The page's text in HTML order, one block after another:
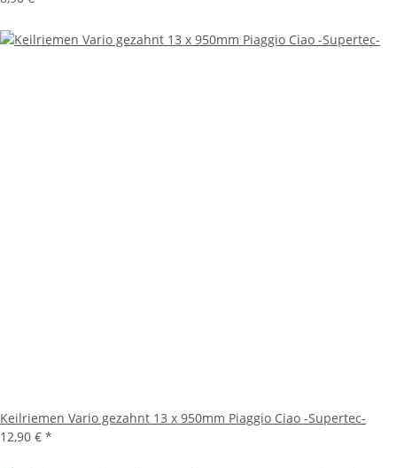
Keilriemen Vario gezahnt 13 x 950mm Piaggio Ciao -Supertec-
12,90 € *